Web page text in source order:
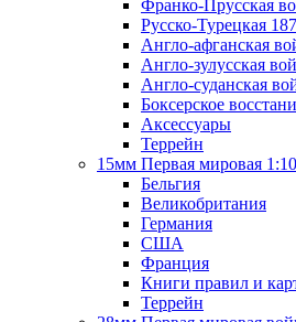
Франко-Прусская
Русско-Турецкая
Англо-афганская
Англо-зулусская
Англо-суданская
Боксерское
Аксессуары
Террейн
15мм Первая мировая
Бельгия
Великобритания
Германия
США
Франция
Книги правил и
Террейн